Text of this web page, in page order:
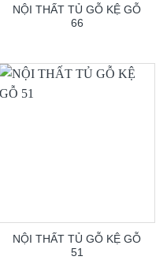
NỘI THẤT TỦ GỖ KỆ GỖ
66
NỘI THẤT TỦ GỖ KỆ GỖ
51